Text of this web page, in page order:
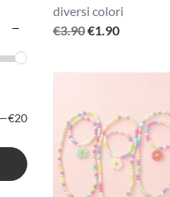
diversi colori
€3.90Il
€1.90Il
—€20